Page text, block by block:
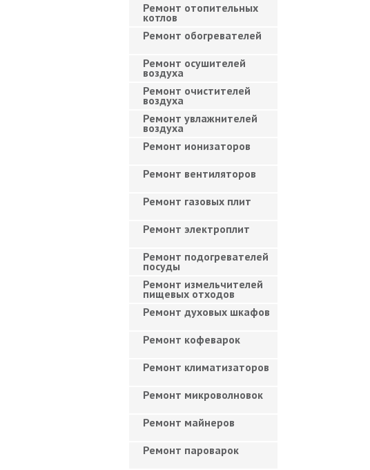
Ремонт отопительных
котлов
Ремонт обогревателей
Ремонт осушителей
воздуха
Ремонт очистителей
воздуха
Ремонт увлажнителей
воздуха
Ремонт ионизаторов
Ремонт вентиляторов
Ремонт газовых плит
Ремонт электроплит
Ремонт подогревателей
посуды
Ремонт измельчителей
пищевых отходов
Ремонт духовых шкафов
Ремонт кофеварок
Ремонт климатизаторов
Ремонт микроволновок
Ремонт майнеров
Ремонт пароварок